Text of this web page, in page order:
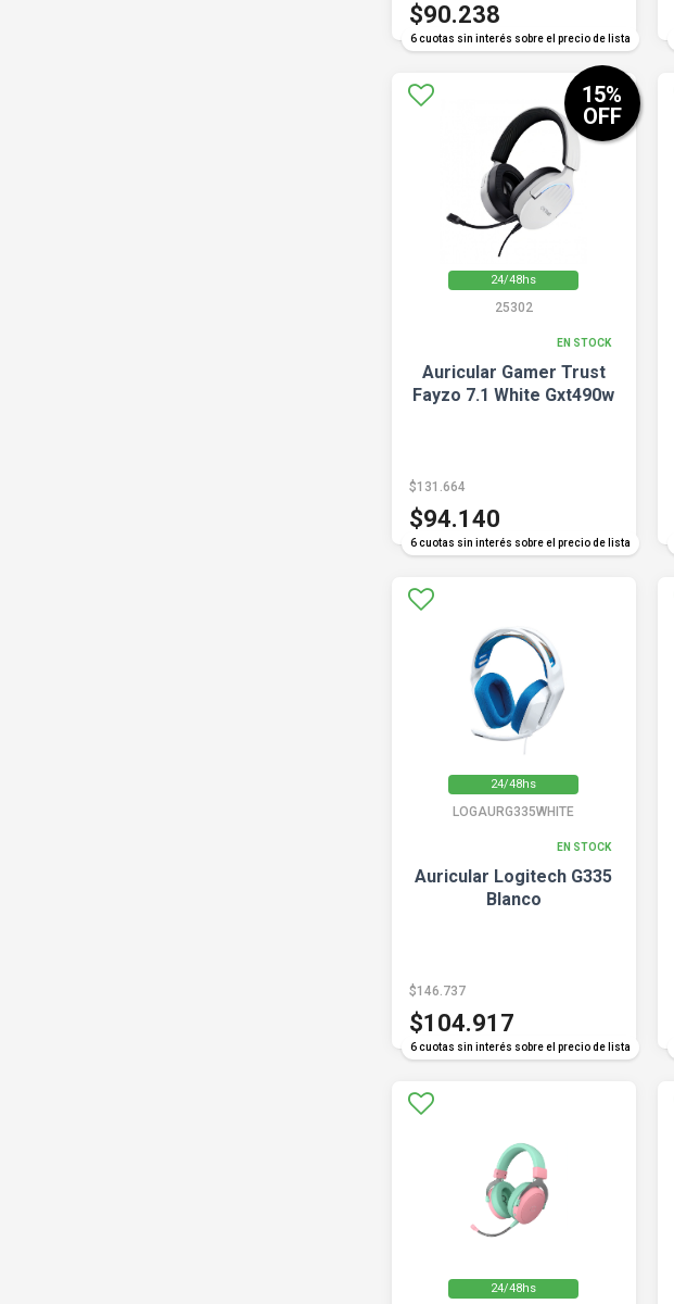
6 cuotas sin interés sobre el precio de lista
$90.238
24/48hs
25302
EN STOCK
Auricular Gamer Trust
Fayzo 7.1 White Gxt490w
6 cuotas sin interés sobre el precio de lista
15%
OFF
$131.664
$94.140
24/48hs
LOGAURG335WHITE
EN STOCK
Auricular Logitech G335
Blanco
6 cuotas sin interés sobre el precio de lista
$146.737
$104.917
24/48hs